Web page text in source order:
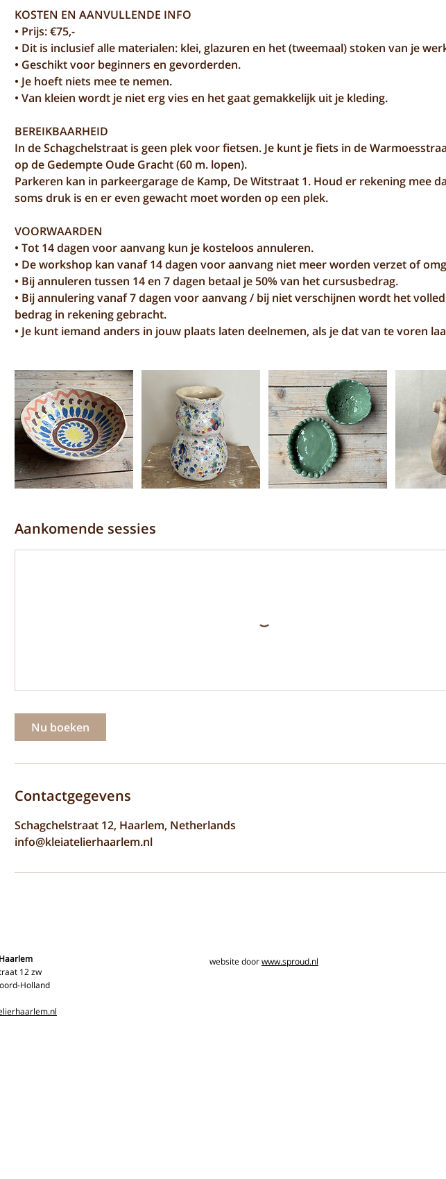
KOSTEN EN AANVULLENDE INFO
• Prijs: €75,-
• Dit is inclusief alle materialen: klei, glazuren en het (tweemaal) stoken van je
• Geschikt voor beginners en gevorderden.
• Je hoeft niets mee te nemen.
• Van kleien wordt je niet erg vies en het gaat gemakkelijk uit je kleding.
BEREIKBAARHEID
In de Schagchelstraat is geen plek voor fietsen. Je kunt je fiets in de
op de Gedempte Oude Gracht (60 m. lopen).
Parkeren kan in parkeergarage de Kamp, De Witstraat 1. Houd er rekening mee
soms druk is en er even gewacht moet worden op een plek.
VOORWAARDEN
• Tot 14 dagen voor aanvang kun je kosteloos annuleren.
• De workshop kan vanaf 14 dagen voor aanvang niet meer worden verzet of
• Bij annuleren tussen 14 en 7 dagen betaal je 50% van het cursusbedrag.
• Bij annulering vanaf 7 dagen voor aanvang / bij niet verschijnen wordt het
bedrag in rekening gebracht.
• Je kunt iemand anders in jouw plaats laten deelnemen, als je dat van te voren
Aankomende sessies
Nu boeken
Contactgegevens
Schagchelstraat 12, Haarlem, Netherlands
info@kleiatelierhaarlem.nl
12 zw
Holland
website doorwww.sproud.nl